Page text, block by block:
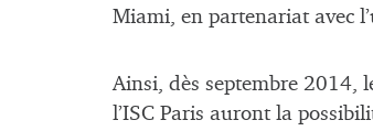
Miami, en partenariat avec
Ainsi, dès septembre 2014,
l’ISC Paris auront la